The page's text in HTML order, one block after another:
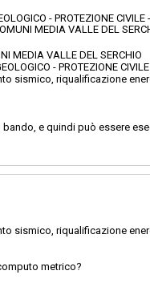
- PROTEZIONE
MEDIA VALLE DEL
MEDIA VALLE DEL SERCHIO
- PROTEZIONE
sismico, riqualificazione
bando, e quindi può essere
sismico, riqualificazione
metrico?